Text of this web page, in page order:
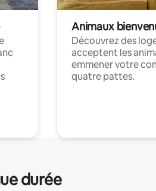
Animaux
Découvrez des
acceptent les
emmener votre
quatre pattes.
durée